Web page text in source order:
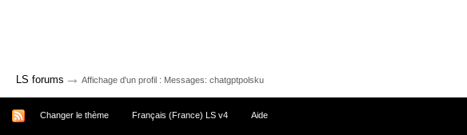
LS forums → Affichage d'un profil : Messages: chatgptpolsku
Changer le thème Français (France) LS v4 Aide